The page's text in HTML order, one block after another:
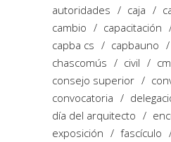
autoridades
caja
cambio
capacitación
capba cs
capbauno
chascomús
civil
consejo superior
convocatoria
día del arquitecto
exposición
fascículo